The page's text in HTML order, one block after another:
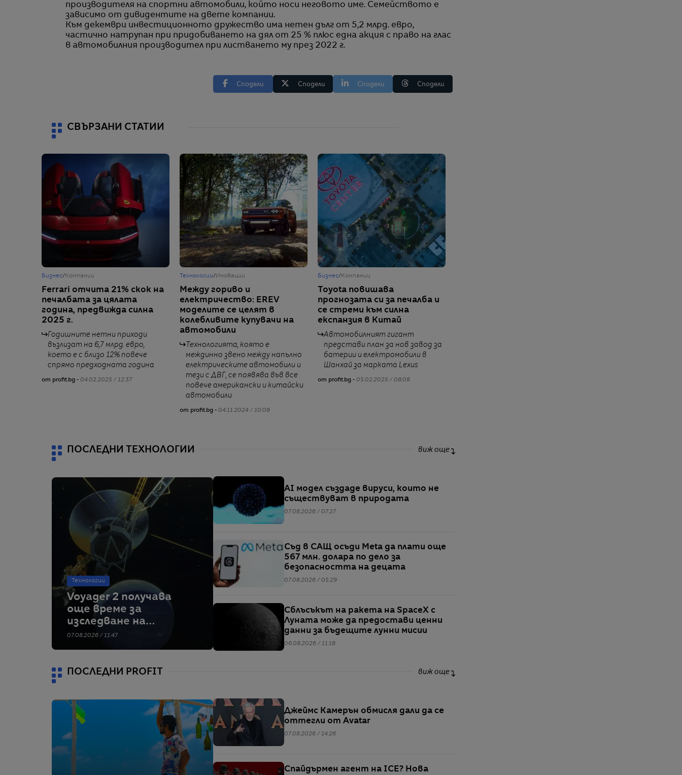
производителя на спортни автомобили, който носи неговото име. Семейството е
зависимо от дивидентите на двете компании.
Към декември инвестиционното дружество има нетен дълг от 5,2 млрд. евро,
частично натрупан при придобиването на дял от 25 % плюс една акция с право на глас
в автомобилния производител при листването му през 2022 г.
Сподели Сподели Сподели Сподели
СВЪРЗАНИ СТАТИИ
Бизнес/ Компании
Ferrari отчита 21% скок на
печалбата за цялата
година, предвижда силна
2025 г.
Годишните нетни приходи
възлизат на 6,7 млрд. евро,
което е с близо 12% повече
спрямо предходната година
от profit.bg - 04.02.2025 / 12:37
Технологии/ Иновации
Между гориво и
електричество: EREV
моделите се целят в
колебливите купувачи на
автомобили
Технологията, която е
междинно звено между напълно
електрическите автомобили и
тези с ДВГ, се появява във все
повече американски и китайски
автомобили
от profit.bg - 04.11.2024 / 10:08
Бизнес/ Компании
Toyota повишава
прогнозата си за печалба и
се стреми към силна
експанзия в Китай
Автомобилният гигант
представи план за нов завод за
батерии и електромобили в
Шанхай за марката Lexus
от profit.bg - 05.02.2025 / 08:08
ПОСЛЕДНИ ТЕХНОЛОГИИ виж още
Технологии
Voyager 2 получава
още време за
изследване на
междузвездното
07.08.2026 / 11:47
AI модел създаде вируси, които не
съществуват в природата
07.08.2026 / 07:27
Съд в САЩ осъди Meta да плати още
567 млн. долара по дело за
безопасността на децата
07.08.2026 / 05:29
Сблъсъкът на ракета на SpaceX с
Луната може да предостави ценни
данни за бъдещите лунни мисии
06.08.2026 / 11:18
ПОСЛЕДНИ PROFIT виж още
Джеймс Камерън обмисля дали да се
оттегли от Avatar
07.08.2026 / 14:26
Спайдърмен агент на ICE? Нова